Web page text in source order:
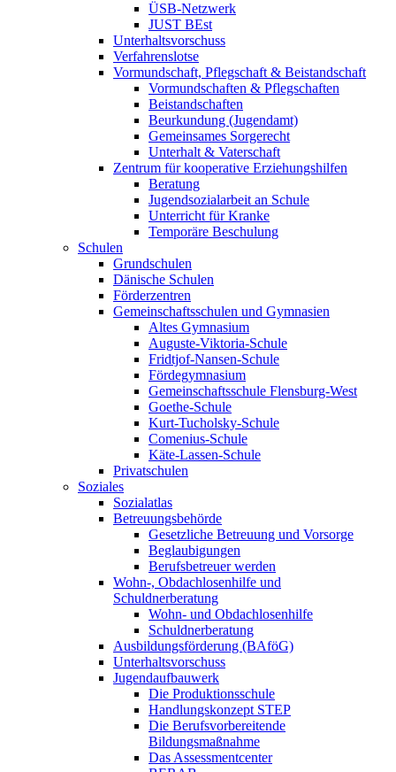
ÜSB-Netzwerk
JUST BEst
Unterhaltsvorschuss
Verfahrenslotse
Vormundschaft, Pflegschaft & Beistandschaft
Vormundschaften & Pflegschaften
Beistandschaften
Beurkundung (Jugendamt)
Gemeinsames Sorgerecht
Unterhalt & Vaterschaft
Zentrum für kooperative Erziehungshilfen
Beratung
Jugendsozialarbeit an Schule
Unterricht für Kranke
Temporäre Beschulung
Schulen
Grundschulen
Dänische Schulen
Förderzentren
Gemeinschaftsschulen und Gymnasien
Altes Gymnasium
Auguste-Viktoria-Schule
Fridtjof-Nansen-Schule
Fördegymnasium
Gemeinschaftsschule Flensburg-West
Goethe-Schule
Kurt-Tucholsky-Schule
Comenius-Schule
Käte-Lassen-Schule
Privatschulen
Soziales
Sozialatlas
Betreuungsbehörde
Gesetzliche Betreuung und Vorsorge
Beglaubigungen
Berufsbetreuer werden
Wohn-, Obdachlosenhilfe und
Schuldnerberatung
Wohn- und Obdachlosenhilfe
Schuldnerberatung
Ausbildungsförderung (BAföG)
Unterhaltsvorschuss
Jugendaufbauwerk
Die Produktionsschule
Handlungskonzept STEP
Die Berufsvorbereitende
Bildungsmaßnahme
Das Assessmentcenter